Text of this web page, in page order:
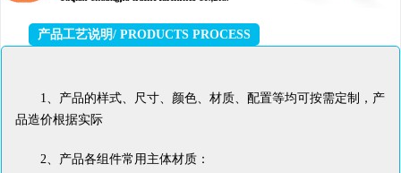
产品工艺说明/ PRODUCTS PROCESS
1、产品的样式、尺寸、颜色、材质、配置等均可按需定制，产
品造价根据实际
2、产品各组件常用主体材质：